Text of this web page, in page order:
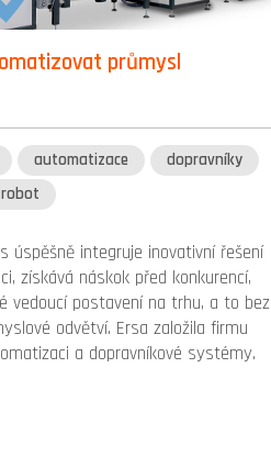
průmysl
automatizace
dopravníky
úspěšně integruje inovativní řešení
získává náskok před konkurencí,
vedoucí postavení na trhu, a to bez
odvětví. Ersa založila firmu
a dopravníkové systémy.